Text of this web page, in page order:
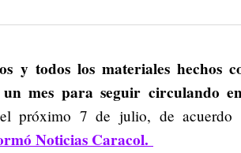
y todos los materiales hechos
mes para seguir circulando
próximo 7 de julio, de acuerdo
Noticias Caracol.